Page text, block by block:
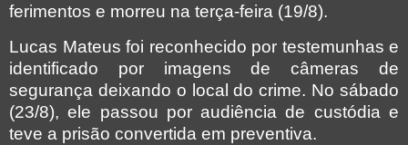
ferimentos e morreu na terça-feira (19/8).
Lucas Mateus foi reconhecido por testemunhas e
identificado por imagens de câmeras de
segurança deixando o local do crime. No sábado
(23/8), ele passou por audiência de custódia e
teve a prisão convertida em preventiva.